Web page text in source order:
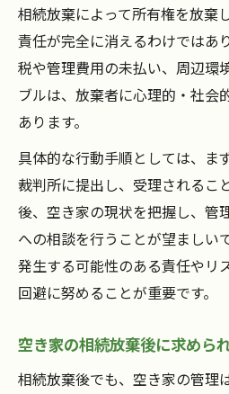
相続放棄によって所有権を放棄
責任が完全に消えるわけではあ
税や管理費用の未払い、周辺環
ブルは、放棄者に心理的・社会
あります。
具体的な行動手順としては、ま
裁判所に提出し、受理されるこ
後、空き家の現状を把握し、管
への相談を行うことが望ましい
発生する可能性のある責任やリ
回避に努めることが重要です。
空き家の相続放棄後に求めら
相続放棄後でも、空き家の管理